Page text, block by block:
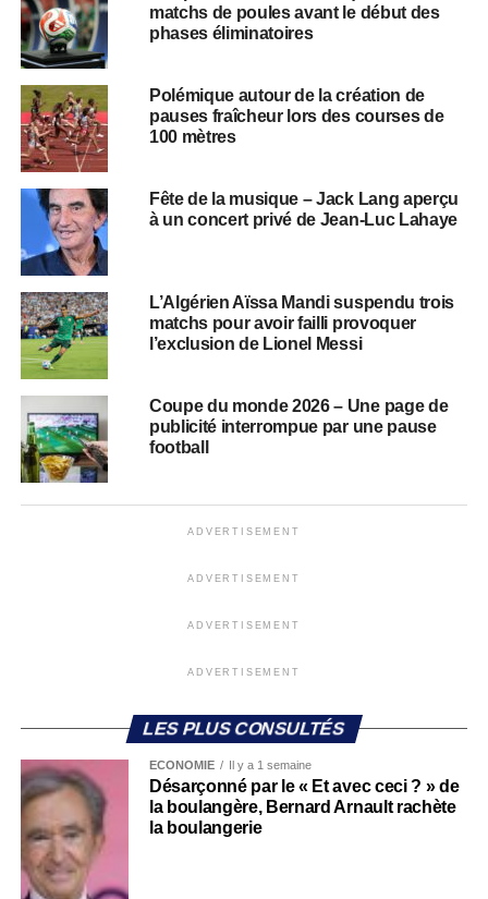
matchs de poules avant le début des
phases éliminatoires
Polémique autour de la création de
pauses fraîcheur lors des courses de
100 mètres
Fête de la musique – Jack Lang aperçu
à un concert privé de Jean-Luc Lahaye
L’Algérien Aïssa Mandi suspendu trois
matchs pour avoir failli provoquer
l’exclusion de Lionel Messi
Coupe du monde 2026 – Une page de
publicité interrompue par une pause
football
ADVERTISEMENT
ADVERTISEMENT
ADVERTISEMENT
ADVERTISEMENT
LES PLUS CONSULTÉS
ECONOMIE Il y a 1 semaine
Désarçonné par le « Et avec ceci ? » de
la boulangère, Bernard Arnault rachète
la boulangerie